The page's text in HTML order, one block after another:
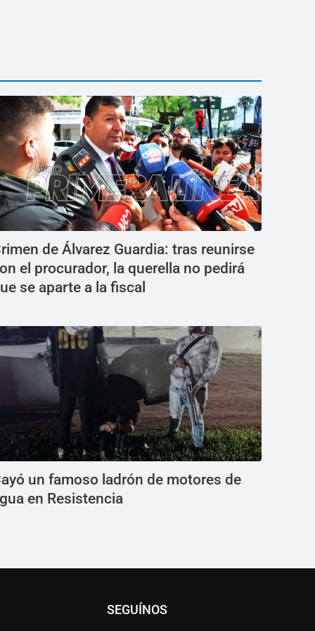
de Álvarez Guardia: tras reunirse
el procurador, la querella no pedirá
se aparte a la fiscal
un famoso ladrón de motores de
en Resistencia
SEGUÍNOS